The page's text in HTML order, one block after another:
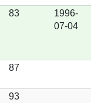
83
1996-
07-04
87
93